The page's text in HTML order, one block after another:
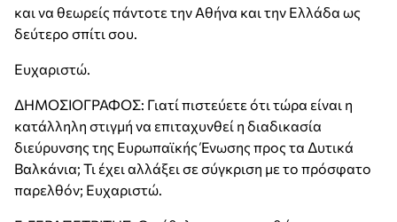
και να θεωρείς πάντοτε την Αθήνα και την Ελλάδα ως
δεύτερο σπίτι σου.
Ευχαριστώ.
ΔΗΜΟΣΙΟΓΡΑΦΟΣ: Γιατί πιστεύετε ότι τώρα είναι η
κατάλληλη στιγμή να επιταχυνθεί η διαδικασία
διεύρυνσης της Ευρωπαϊκής Ένωσης προς τα Δυτικά
Βαλκάνια; Τι έχει αλλάξει σε σύγκριση με το πρόσφατο
παρελθόν; Ευχαριστώ.